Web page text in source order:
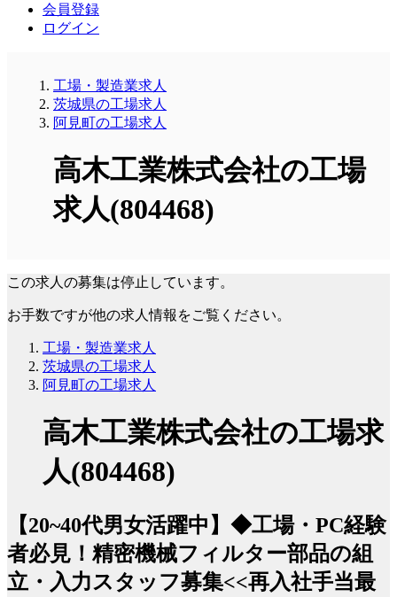
会員登録
ログイン
工場・製造業求人
茨城県の工場求人
阿見町の工場求人
高木工業株式会社の工場
求人(804468)
この求人の募集は停止しています。
お手数ですが他の求人情報をご覧ください。
工場・製造業求人
茨城県の工場求人
阿見町の工場求人
高木工業株式会社の工場求
人(804468)
【20~40代男女活躍中】◆工場・PC経験
者必見！精密機械フィルター部品の組
立・入力スタッフ募集<<再入社手当最